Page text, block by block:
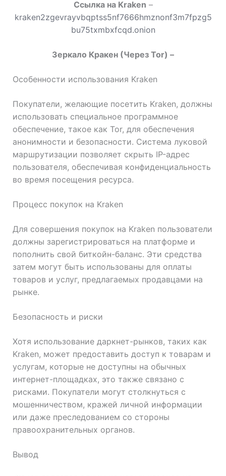
Cсылка на Kraken –
kraken2zgevrayvbqptss5nf7666hmznonf3m7fpzg5
bu75txmbxfcqd.onion
Зеркало Кракен (Через Tor) –
Особенности использования Kraken
Покупатели, желающие посетить Kraken, должны
использовать специальное программное
обеспечение, такое как Tor, для обеспечения
анонимности и безопасности. Система луковой
маршрутизации позволяет скрыть IP-адрес
пользователя, обеспечивая конфиденциальность
во время посещения ресурса.
Процесс покупок на Kraken
Для совершения покупок на Kraken пользователи
должны зарегистрироваться на платформе и
пополнить свой биткойн-баланс. Эти средства
затем могут быть использованы для оплаты
товаров и услуг, предлагаемых продавцами на
рынке.
Безопасность и риски
Хотя использование даркнет-рынков, таких как
Kraken, может предоставить доступ к товарам и
услугам, которые не доступны на обычных
интернет-площадках, это также связано с
рисками. Покупатели могут столкнуться с
мошенничеством, кражей личной информации
или даже преследованием со стороны
правоохранительных органов.
Вывод